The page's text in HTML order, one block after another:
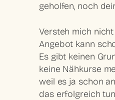
geholfen, noch
Versteh mich
Angebot kann
Es gibt keinen
keine Nähkurse
weil es ja schon
das erfolgreich